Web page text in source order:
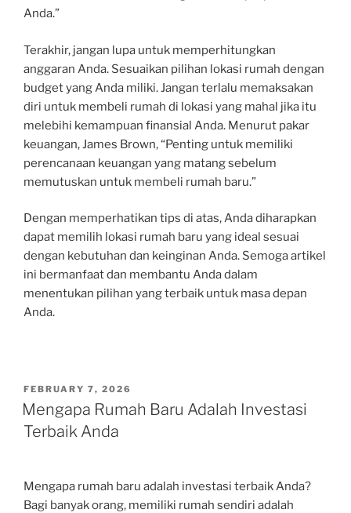
Anda.”
Terakhir, jangan lupa untuk memperhitungkan
anggaran Anda. Sesuaikan pilihan lokasi rumah dengan
budget yang Anda miliki. Jangan terlalu memaksakan
diri untuk membeli rumah di lokasi yang mahal jika itu
melebihi kemampuan finansial Anda. Menurut pakar
keuangan, James Brown, “Penting untuk memiliki
perencanaan keuangan yang matang sebelum
memutuskan untuk membeli rumah baru.”
Dengan memperhatikan tips di atas, Anda diharapkan
dapat memilih lokasi rumah baru yang ideal sesuai
dengan kebutuhan dan keinginan Anda. Semoga artikel
ini bermanfaat dan membantu Anda dalam
menentukan pilihan yang terbaik untuk masa depan
Anda.
POSTED
ON
FEBRUARY 7, 2026
Mengapa Rumah Baru Adalah Investasi
Terbaik Anda
Mengapa rumah baru adalah investasi terbaik Anda?
Bagi banyak orang, memiliki rumah sendiri adalah